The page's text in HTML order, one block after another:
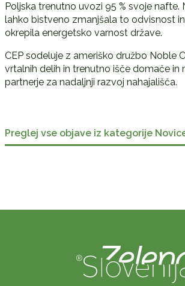
Poljska trenutno uvozi 95 % svoje nafte.
lahko bistveno zmanjšala to odvisnost
okrepila energetsko varnost države.
CEP sodeluje z ameriško družbo Noble
vrtalnih delih in trenutno išče domače in
partnerje za nadaljnji razvoj nahajališča.
Preglej vse objave iz kategorije